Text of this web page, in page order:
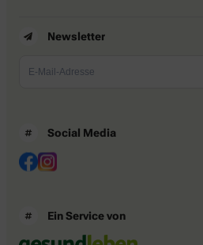
Newsletter
Social Media
Ein Service von